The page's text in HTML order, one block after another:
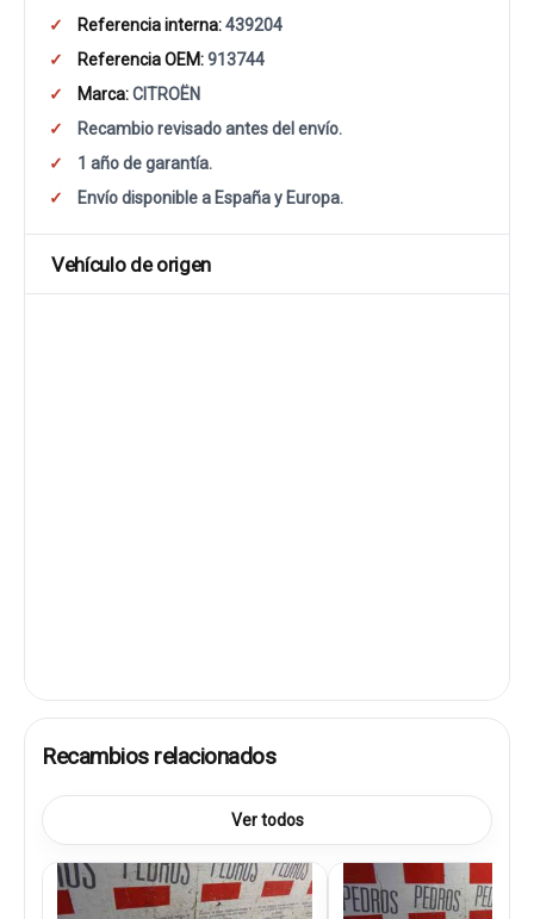
Referencia interna:439204
Referencia OEM:913744
Marca:CITROËN
Recambio revisado antes del envío.
1 año de garantía.
Envío disponible a España y Europa.
Vehículo de origen
Recambios relacionados
Ver todos